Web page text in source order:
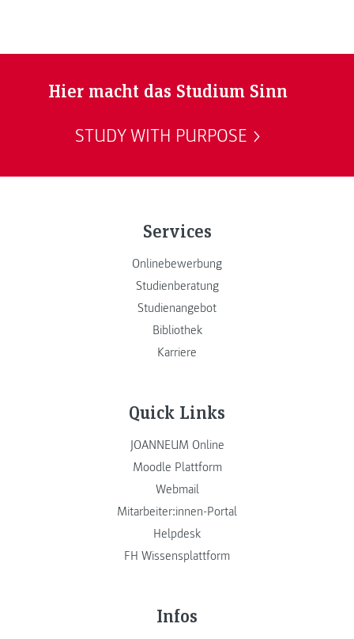
Hier macht das Studium Sinn
STUDY WITH PURPOSE
Services
Onlinebewerbung
Studienberatung
Studienangebot
Bibliothek
Karriere
Quick Links
JOANNEUM Online
Moodle Plattform
Webmail
Mitarbeiter:innen-Portal
Helpdesk
FH Wissensplattform
Infos